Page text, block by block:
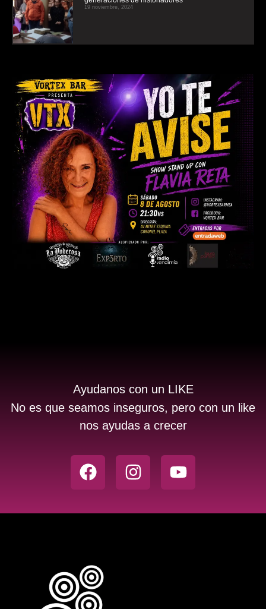
19 noviembre, 2024
Ayudanos con un LIKE
No es que seamos inseguros, pero con un like
nos ayudas a crecer